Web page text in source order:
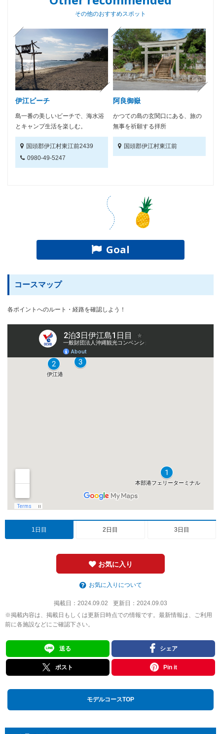
その他のおすすめスポット
伊江ビーチ
島一番の美しいビーチで、海水浴
とキャンプ生活を楽しむ。
国頭郡伊江村東江前2439
0980-49-5247
阿良御嶽
かつての島の玄関口にある、旅の
無事を祈願する拝所
国頭郡伊江村東江前
Goal
コースマップ
各ポイントへのルート・経路を確認しよう！
1日目 2日目 3日目
お気に入り
お気に入りについて
掲載日： 2024.09.02 更新日： 2024.09.03
※掲載内容は、掲載日もしくは更新日時点での情報です。最新情報は、ご利用
前に各施設などにご確認下さい。
送る シェア
ポスト Pin it
モデルコースTOP